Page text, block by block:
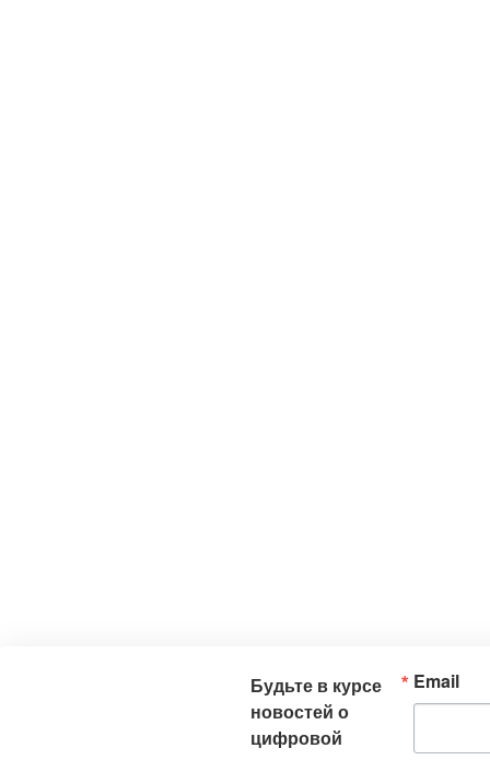
Будьте в курсе
новостей о
цифровой
Email